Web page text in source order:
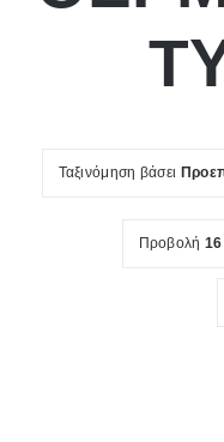
Ταξινόμηση βάσει
Προβολή